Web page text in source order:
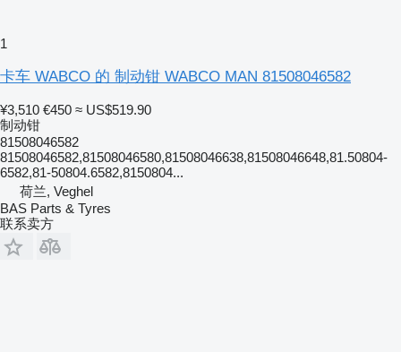
1
卡车 WABCO 的 制动钳 WABCO MAN 81508046582
¥3,510 €450 ≈ US$519.90
制动钳
81508046582
81508046582,81508046580,81508046638,81508046648,81.50804-
6582,81-50804.6582,8150804...
荷兰, Veghel
BAS Parts & Tyres
联系卖方